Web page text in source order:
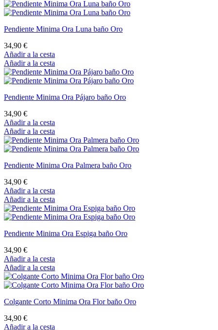
Pendiente Minima Ora Luna baño Oro
34,90 €
Añadir a la cesta
Añadir a la cesta
Pendiente Minima Ora Pájaro baño Oro
34,90 €
Añadir a la cesta
Añadir a la cesta
Pendiente Minima Ora Palmera baño Oro
34,90 €
Añadir a la cesta
Añadir a la cesta
Pendiente Minima Ora Espiga baño Oro
34,90 €
Añadir a la cesta
Añadir a la cesta
Colgante Corto Minima Ora Flor baño Oro
34,90 €
Añadir a la cesta